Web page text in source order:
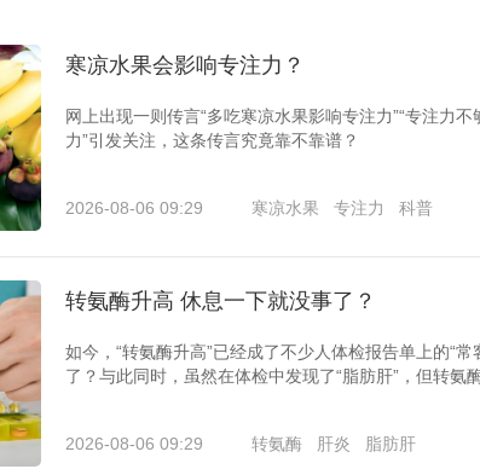
寒凉水果会影响专注力？
网上出现一则传言“多吃寒凉水果影响专注力”“专注力
力”引发关注，这条传言究竟靠不靠谱？
2026-08-06 09:29 寒凉水果 专注力 科普
转氨酶升高 休息一下就没事了？
如今，“转氨酶升高”已经成了不少人体检报告单上的“
了？与此同时，虽然在体检中发现了“脂肪肝”，但转氨
2026-08-06 09:29 转氨酶 肝炎 脂肪肝